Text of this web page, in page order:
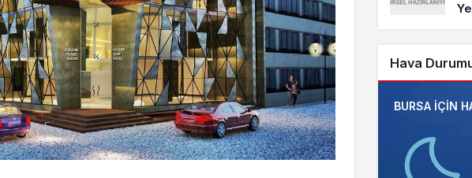
Hava
BURSA IÇIN